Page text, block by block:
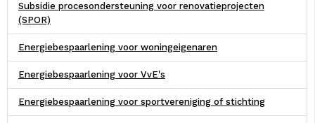
Subsidie procesondersteuning voor renovatieprojecten
(SPOR)
Energiebespaarlening voor woningeigenaren
Energiebespaarlening voor VvE's
Energiebespaarlening voor sportvereniging of stichting